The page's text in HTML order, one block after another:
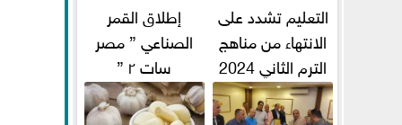
التعليم تشدد على
الانتهاء من مناهج
الترم الثاني 2024
قبل الامتحانات
إطلاق القمر
الصناعي ” مصر
سات ٢ ”